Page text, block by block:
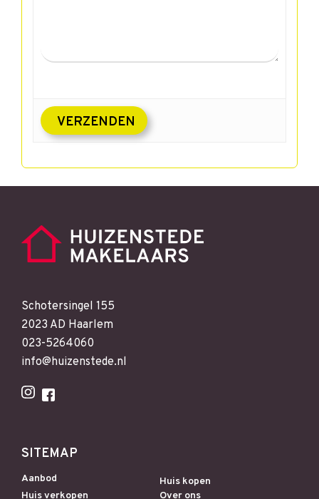
Schotersingel 155
2023 AD Haarlem
023-5264060
info@huizenstede.nl
SITEMAP
Aanbod
Huis kopen
Huis verkopen
Over ons